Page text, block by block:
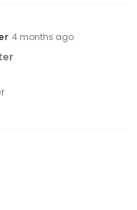
4 months ago